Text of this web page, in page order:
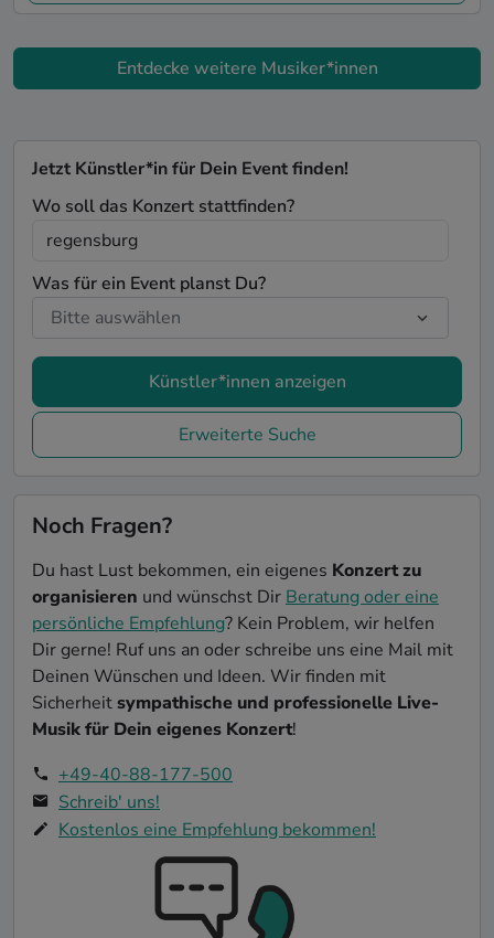
Entdecke weitere Musiker*innen
Jetzt Künstler*in für Dein Event finden!
Wo soll das Konzert stattfinden?
Was für ein Event planst Du?
Künstler*innen anzeigen
Erweiterte Suche
Noch Fragen?
Du hast Lust bekommen, ein eigenes Konzert zu
organisieren und wünschst Dir Beratung oder eine
persönliche Empfehlung? Kein Problem, wir helfen
Dir gerne! Ruf uns an oder schreibe uns eine Mail mit
Deinen Wünschen und Ideen. Wir finden mit
Sicherheitsympathische und professionelle Live-
Musik für Dein eigenes Konzert!
+49-40-88-177-500
Schreib' uns!
Kostenlos eine Empfehlung bekommen!